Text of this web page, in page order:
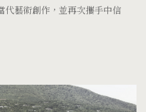
代藝術創作，並再次攜手中信